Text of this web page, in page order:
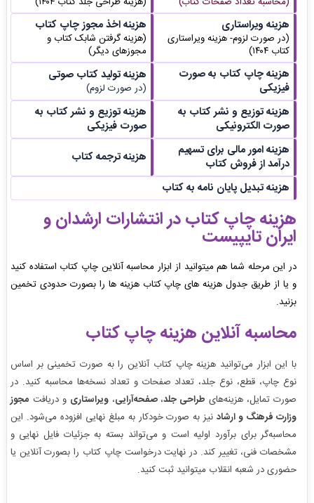
هزینه ویراستاری
(در صورت لزوم- هزینه ویراستاری
کتاب ۱۴۰۴)
هزینه اخذ مجوز چاپ کتاب
(هزینه گرفتن شابک کتاب و
مجوزهای دیگر)
هزینه چاپ کتاب به صورت
فیزیکی
هزینه تولید کتاب صوتی
(در صورت لزوم)
هزینه توزیع و نشر کتاب به
صورت الکترونیکی
هزینه توزیع و نشر کتاب به
صورت فیزیکی
هزینه امور مالی برای تسهیم
درآمد از فروش کتاب
هزینه ترجمه کتاب
هزینه تبدیل پایان نامه به کتاب
هزینه چاپ کتاب در انتشارات ارشدان و
ایران تایپیست
در این مرحله شما هم میتوانید از ابزار محاسبه آنلاین چاپ کتاب استفاده کنید
و یا از طریق جدول هزینه های چاپ کتاب هزینه ها را بصورت حدودی تخمین
بزنید.
محاسبه آنلاین هزینه چاپ کتاب
با این ابزار می‌توانید هزینه چاپ کتاب آنلاین را به صورت تخمینی بر اساس
نوع چاپ، قطع، نوع جلد، تعداد صفحات و تعداد نسخه‌ها محاسبه کنید. در
صورت تمایل، هزینه‌های طراحی جلد،صفحه‌آرایی،ویراستاری و دریافت مجوز
وزارت فرهنگ و ارشادنیز به صورت خودکار به مبلغ نهایی افزوده می‌شود. این
محاسبه‌گر برای برآورد اولیه است و می‌تواند بسته به جزئیات فایل نهایی و
مشخصات فنی، تغییر کند. در نهایت درخواست چاپ کتاب را بصورت آنلاین یا
حضوری در شعبه انقلاب میتوانید ثبت کنید.